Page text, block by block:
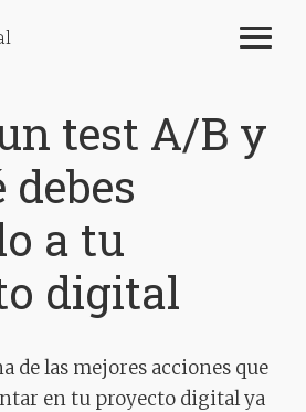
test A/B y
a tu
digital
de las mejores acciones que
en tu proyecto digital ya